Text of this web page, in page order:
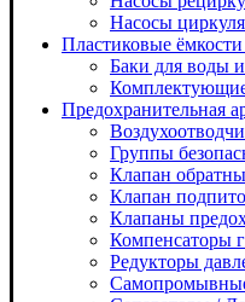
Насосы
Пластиковые
Баки для воды
Комплектующие
Предохранительная
Группы
Клапан
Клапан
Клапаны
Компенсаторы
Редукторы